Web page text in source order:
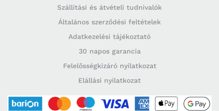
Szállítási és átvételi tudnivalók
Általános szerződési feltételek
Adatkezelési tájékoztató
30 napos garancia
Felelősségkizáró nyilatkozat
Elállási nyilatkozat